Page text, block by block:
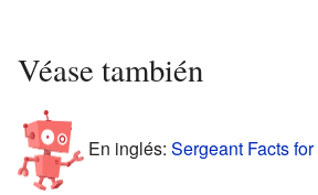
Véase también
En inglés: Sergeant Facts